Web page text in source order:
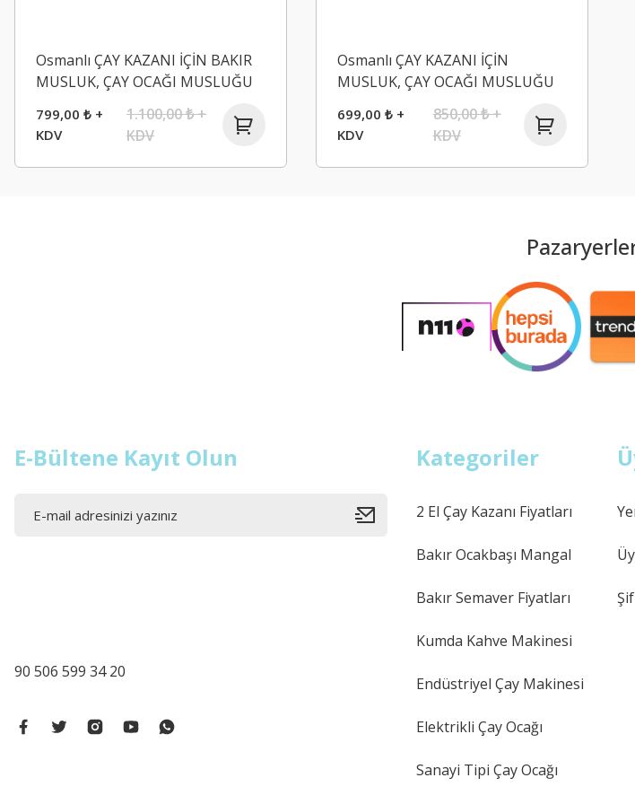
Osmanlı ÇAY KAZANI İÇİN BAKIR
MUSLUK, ÇAY OCAĞI MUSLUĞU
799,00 ₺ +
KDV
1.100,00 ₺ +
KDV
Osmanlı ÇAY KAZANI İÇİN
MUSLUK, ÇAY OCAĞI MUSLUĞU
699,00 ₺ +
KDV
850,00 ₺ +
KDV
E-Bültene Kayıt Olun
90 506 599 34 20
Kategoriler
2 El Çay Kazanı Fiyatları
Bakır Ocakbaşı Mangal
Bakır Semaver Fiyatları
Kumda Kahve Makinesi
Endüstriyel Çay Makinesi
Elektrikli Çay Ocağı
Sanayi Tipi Çay Ocağı